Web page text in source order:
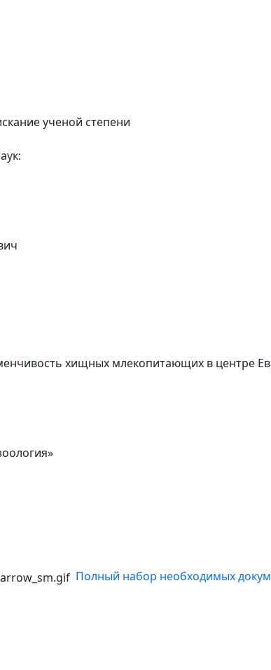
ученой степени
хищных млекопитающих в центре
Полный набор необходимых